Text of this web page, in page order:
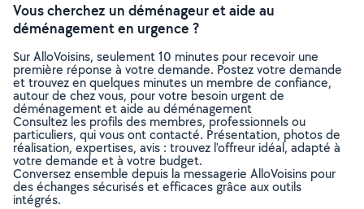
Vous cherchez un déménageur et aide au
déménagement en urgence ?
Sur AlloVoisins, seulement 10 minutes pour recevoir une
première réponse à votre demande. Postez votre demande
et trouvez en quelques minutes un membre de confiance,
autour de chez vous, pour votre besoin urgent de
déménagement et aide au déménagement
Consultez les profils des membres, professionnels ou
particuliers, qui vous ont contacté. Présentation, photos de
réalisation, expertises, avis : trouvez l'offreur idéal, adapté à
votre demande et à votre budget.
Conversez ensemble depuis la messagerie AlloVoisins pour
des échanges sécurisés et efficaces grâce aux outils
intégrés.